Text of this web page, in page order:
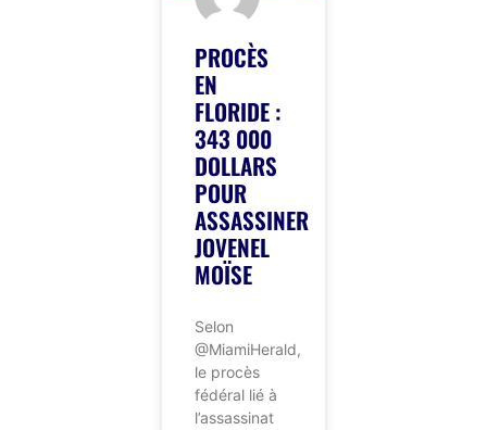
PROCÈS
EN
FLORIDE :
343 000
DOLLARS
POUR
ASSASSINER
JOVENEL
MOÏSE
Selon
@MiamiHerald,
le procès
fédéral lié à
l’assassinat